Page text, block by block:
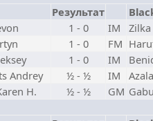
Результат
1 - 0 IM
1 - 0 FM
1 - 0 IM
Andrey ½ - ½ IM
H. ½ - ½ GM